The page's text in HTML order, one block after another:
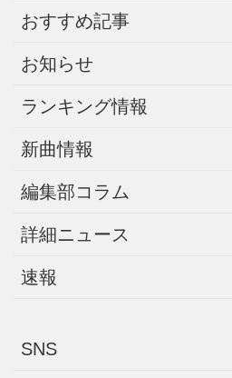
おすすめ記事
お知らせ
ランキング情報
新曲情報
編集部コラム
詳細ニュース
速報
SNS